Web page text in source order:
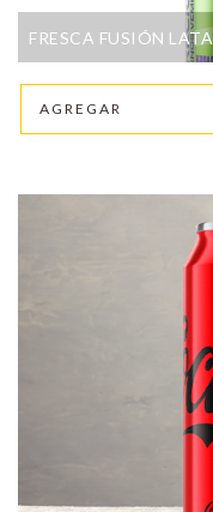
FRESCA FUSIÓN LATA
AGREGAR